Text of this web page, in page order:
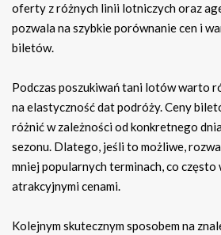
oferty z różnych linii lotniczych oraz
pozwala na szybkie porównanie cen i
biletów.
Podczas poszukiwań tani lotów warto
na elastyczność dat podróży. Ceny
różnić w zależności od konkretnego
sezonu. Dlatego, jeśli to możliwe,
mniej popularnych terminach, co często
atrakcyjnymi cenami.
Kolejnym skutecznym sposobem na